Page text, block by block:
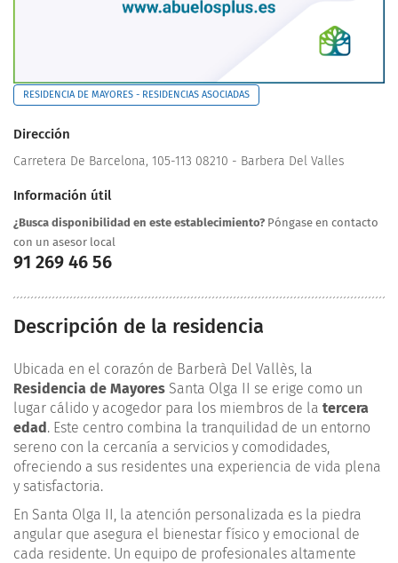
RESIDENCIA DE MAYORES - RESIDENCIAS ASOCIADAS
Dirección
Carretera De Barcelona, 105-113 08210 - Barbera Del Valles
Información útil
¿Busca disponibilidad en este establecimiento? Póngase en contacto
con un asesor local
91 269 46 56
Descripción de la residencia
Ubicada en el corazón de Barberà Del Vallès, la
Residencia de Mayores Santa Olga II se erige como un
lugar cálido y acogedor para los miembros de la tercera
edad. Este centro combina la tranquilidad de un entorno
sereno con la cercanía a servicios y comodidades,
ofreciendo a sus residentes una experiencia de vida plena
y satisfactoria.
En Santa Olga II, la atención personalizada es la piedra
angular que asegura el bienestar físico y emocional de
cada residente. Un equipo de profesionales altamente